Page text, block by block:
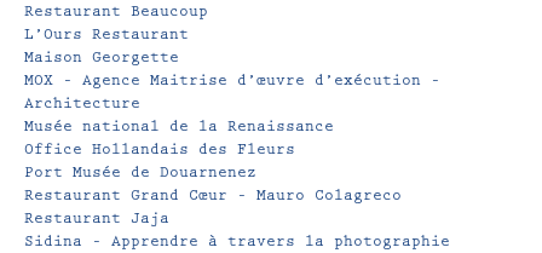
Restaurant Beaucoup
L’Ours Restaurant
Maison Georgette
MOX – Agence Maitrise d’œuvre d’exécution –
Architecture
Musée national de la Renaissance
Office Hollandais des Fleurs
Port Musée de Douarnenez
Restaurant Grand Cœur – Mauro Colagreco
Restaurant Jaja
Sidina – Apprendre à travers la photographie